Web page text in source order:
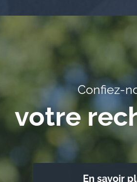
Confiez-
votre
En savoir